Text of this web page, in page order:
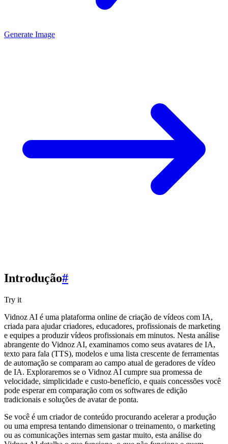
Generate Image
Introdução#
Try it
Vidnoz AI é uma plataforma online de criação de vídeos com IA,
criada para ajudar criadores, educadores, profissionais de marketing
e equipes a produzir vídeos profissionais em minutos. Nesta análise
abrangente do Vidnoz AI, examinamos como seus avatares de IA,
texto para fala (TTS), modelos e uma lista crescente de ferramentas
de automação se comparam ao campo atual de geradores de vídeo
de IA. Exploraremos se o Vidnoz AI cumpre sua promessa de
velocidade, simplicidade e custo-benefício, e quais concessões você
pode esperar em comparação com os softwares de edição
tradicionais e soluções de avatar de ponta.
Se você é um criador de conteúdo procurando acelerar a produção
ou uma empresa tentando dimensionar o treinamento, o marketing
ou as comunicações internas sem gastar muito, esta análise do